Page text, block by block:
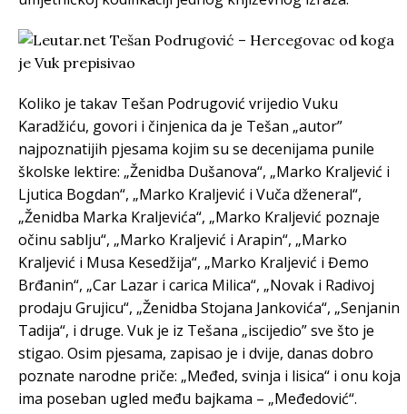
Koliko je takav Tešan Podrugović vrijedio Vuku
Karadžiću, govori i činjenica da je Tešan „autor”
najpoznatijih pjesama kojim su se decenijama punile
školske lektire: „Ženidba Dušanova“, „Marko Kraljević i
Ljutica Bogdan“, „Marko Kraljević i Vuča dženeral“,
„Ženidba Marka Kraljevića“, „Marko Kraljević poznaje
očinu sablju“, „Marko Kraljević i Arapin“, „Marko
Kraljević i Musa Kesedžija“, „Marko Kraljević i Đemo
Brđanin“, „Car Lazar i carica Milica“, „Novak i Radivoj
prodaju Grujicu“, „Ženidba Stojana Jankovića“, „Senjanin
Tadija“, i druge. Vuk je iz Tešana „iscijedio” sve što je
stigao. Osim pjesama, zapisao je i dvije, danas dobro
poznate narodne priče: „Međed, svinja i lisica“ i onu koja
ima poseban ugled među bajkama – „Međedović“.